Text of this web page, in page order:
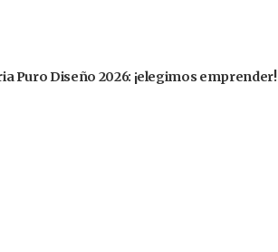
Puro Diseño 2026: ¡elegimos emprender!